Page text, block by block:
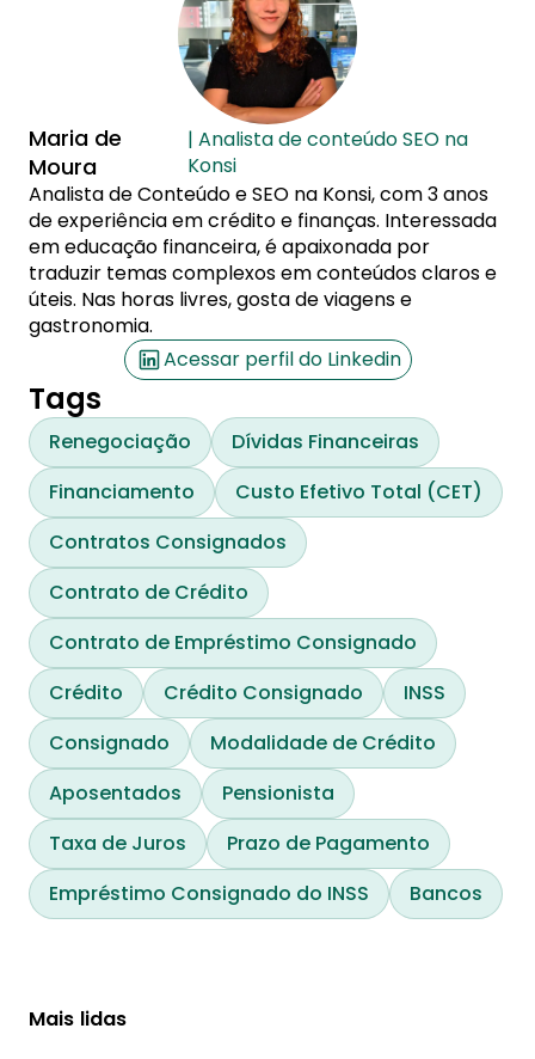
Maria de
Moura
| Analista de conteúdo SEO na
Konsi
Analista de Conteúdo e SEO na Konsi, com 3 anos
de experiência em crédito e finanças. Interessada
em educação financeira, é apaixonada por
traduzir temas complexos em conteúdos claros e
úteis. Nas horas livres, gosta de viagens e
gastronomia.
Acessar perfil do Linkedin
Tags
Renegociação
Dívidas Financeiras
Financiamento
Custo Efetivo Total (CET)
Contratos Consignados
Contrato de Crédito
Contrato de Empréstimo Consignado
Crédito
Crédito Consignado
INSS
Consignado
Modalidade de Crédito
Aposentados
Pensionista
Taxa de Juros
Prazo de Pagamento
Empréstimo Consignado do INSS
Bancos
Mais lidas